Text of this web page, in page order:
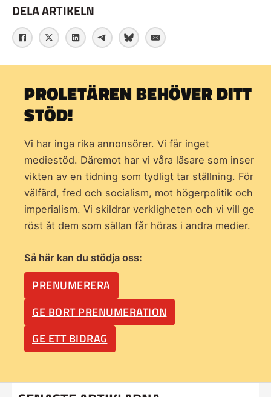
DELA ARTIKELN
PROLETÄREN BEHÖVER DITT
STÖD!
Vi har inga rika annonsörer. Vi får inget
mediestöd. Däremot har vi våra läsare som inser
vikten av en tidning som tydligt tar ställning. För
välfärd, fred och socialism, mot högerpolitik och
imperialism. Vi skildrar verkligheten och vi vill ge
röst åt dem som sällan får höras i andra medier.
Så här kan du stödja oss:
PRENUMERERA
GE BORT PRENUMERATION
GE ETT BIDRAG